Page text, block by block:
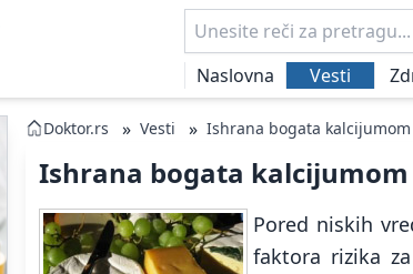
Naslovna
Vesti
Doktor.rs » Vesti » Ishrana bogata
Ishrana bogata
Pored niskih
faktora rizika